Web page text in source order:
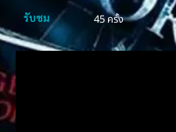
รับชม
45 ครั้ง